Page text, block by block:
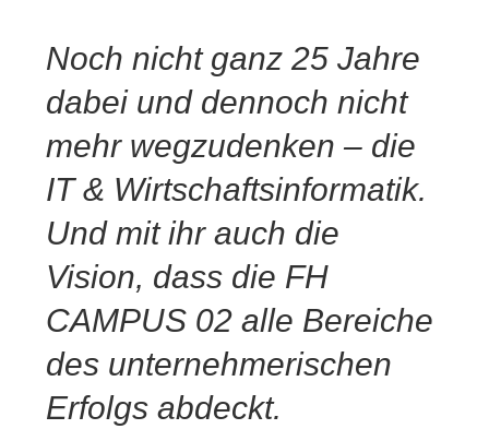
Noch nicht ganz 25 Jahre
dabei und dennoch nicht
mehr wegzudenken – die
IT & Wirtschaftsinformatik.
Und mit ihr auch die
Vision, dass die FH
CAMPUS 02 alle Bereiche
des unternehmerischen
Erfolgs abdeckt.